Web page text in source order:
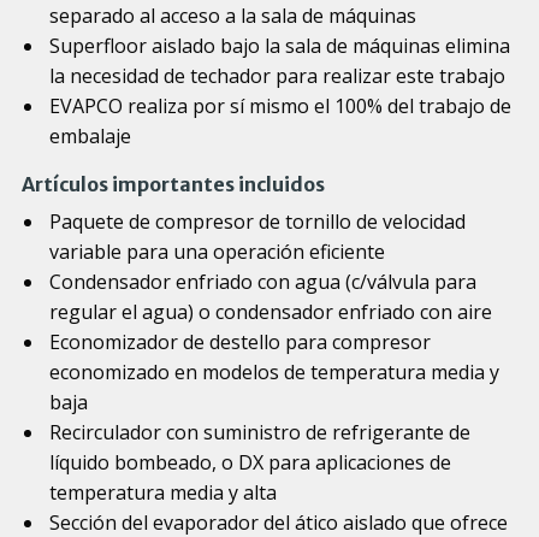
separado al acceso a la sala de máquinas
Superfloor aislado bajo la sala de máquinas elimina
la necesidad de techador para realizar este trabajo
EVAPCO realiza por sí mismo el 100% del trabajo de
embalaje
Artículos importantes incluidos
Paquete de compresor de tornillo de velocidad
variable para una operación eficiente
Condensador enfriado con agua (c/válvula para
regular el agua) o condensador enfriado con aire
Economizador de destello para compresor
economizado en modelos de temperatura media y
baja
Recirculador con suministro de refrigerante de
líquido bombeado, o DX para aplicaciones de
temperatura media y alta
Sección del evaporador del ático aislado que ofrece